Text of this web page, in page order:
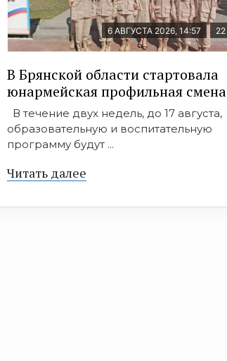
6 АВГУСТА 2026, 14:57 22
В Брянской области стартовала
юнармейская профильная смена
В течение двух недель, до 17 августа,
образовательную и воспитательную
программу будут ...
Читать далее